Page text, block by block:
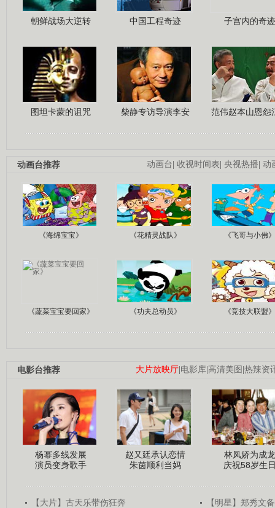
朝鲜战场大逆转 中国工程奇迹 子宫内的奇迹
图坦卡蒙的诅咒 柴静专访导演李安 范伟赵本山恩怨
动画台| 收视时间表| 央视热播| 动
动画台推荐
《海绵宝宝》 《花精灵战队》 《飞哥与小佛》
《蔬菜宝宝要回家》 《功夫总动员》 《竞技大联盟》
大片放映厅|电影库|高清美图 |热辣资
电影台推荐
杨幂多线发展
演员变身歌手
赵又廷承认恋情
朱茵顺利当妈
林凤娇为成龙
庆祝58岁生
【大片】古天乐带伤狂奔
【明星】郑秀文